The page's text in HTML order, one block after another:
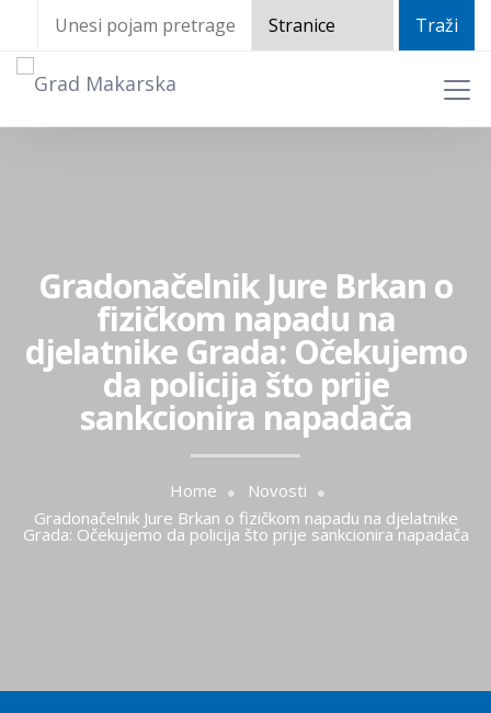
Gradonačelnik Jure Brkan o
fizičkom napadu na
djelatnike Grada: Očekujemo
da policija što prije
sankcionira napadača
Home
Novosti
Gradonačelnik Jure Brkan o fizičkom napadu na djelatnike
Grada: Očekujemo da policija što prije sankcionira napadača